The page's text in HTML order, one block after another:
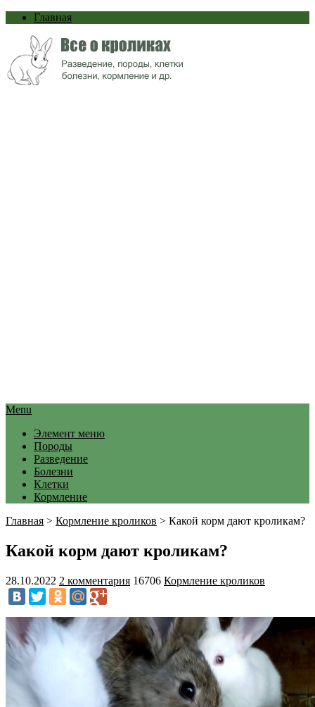
Главная
Menu
Элемент меню
Породы
Разведение
Болезни
Клетки
Кормление
Главная > Кормление кроликов > Какой корм дают кроликам?
Какой корм дают кроликам?
28.10.2022 2 комментария 16706 Кормление кроликов